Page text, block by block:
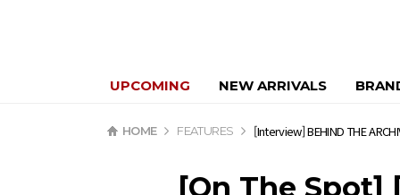
UPCOMING NEW ARRIVALS
HOME FEATURES [Interview] BEHIND THE
[On The Spot]